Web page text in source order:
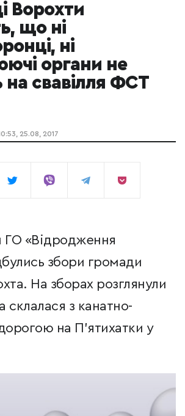
Ворохти
що ні
ні
органи не
на свавілля ФСТ
25.08, 2017
ГО «Відродження
збори громади
На зборах розглянули
склалася з канатно-
на П’ятихатки у